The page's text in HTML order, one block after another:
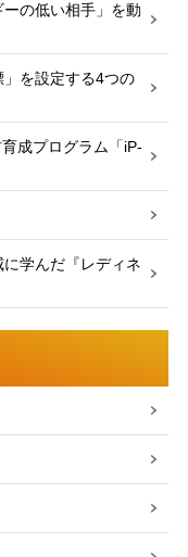
の低い相手」を動
」を設定する4つの
成プログラム「iP-
学んだ『レディネ